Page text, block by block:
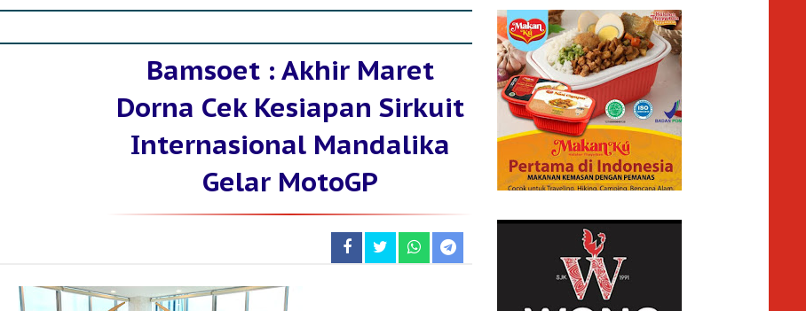
Bamsoet : Akhir Maret
Dorna Cek Kesiapan Sirkuit
Internasional Mandalika
Gelar MotoGP